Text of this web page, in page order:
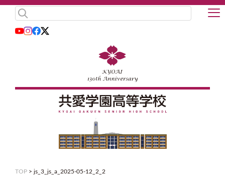
TOP > js_3_js_a_2025-05-12_2_2